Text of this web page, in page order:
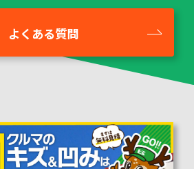
よくある質問